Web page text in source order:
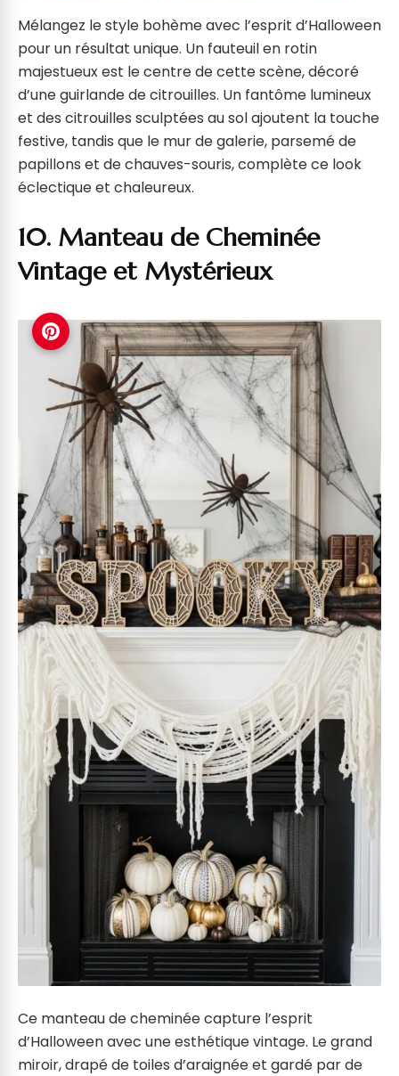
Mélangez le style bohème avec l’esprit d’Halloween
pour un résultat unique. Un fauteuil en rotin
majestueux est le centre de cette scène, décoré
d’une guirlande de citrouilles. Un fantôme lumineux
et des citrouilles sculptées au sol ajoutent la touche
festive, tandis que le mur de galerie, parsemé de
papillons et de chauves-souris, complète ce look
éclectique et chaleureux.
10. Manteau de Cheminée
Vintage et Mystérieux
Ce manteau de cheminée capture l’esprit
d’Halloween avec une esthétique vintage. Le grand
miroir, drapé de toiles d’araignée et gardé par de